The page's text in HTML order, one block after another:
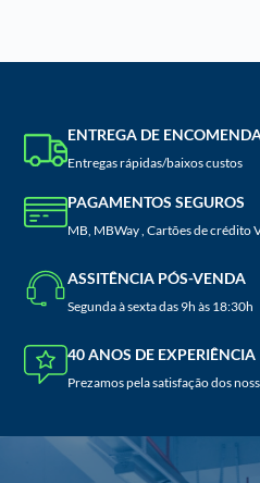
ENTREGA DE
Entregas rápidas/baixos custos
PAGAMENTOS SEGUROS
MB, MBWay , Cartões de crédito
ASSITÊNCIA PÓS-VENDA
Segunda à sexta das 9h às 18:30h
40 ANOS DE EXPERIÊNCIA
Prezamos pela satisfação dos